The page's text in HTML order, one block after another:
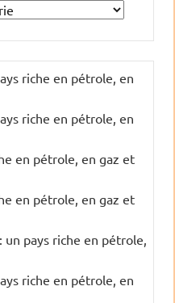
riche en pétrole, en
riche en pétrole, en
en pétrole, en gaz et
en pétrole, en gaz et
un pays riche en pétrole,
riche en pétrole, en